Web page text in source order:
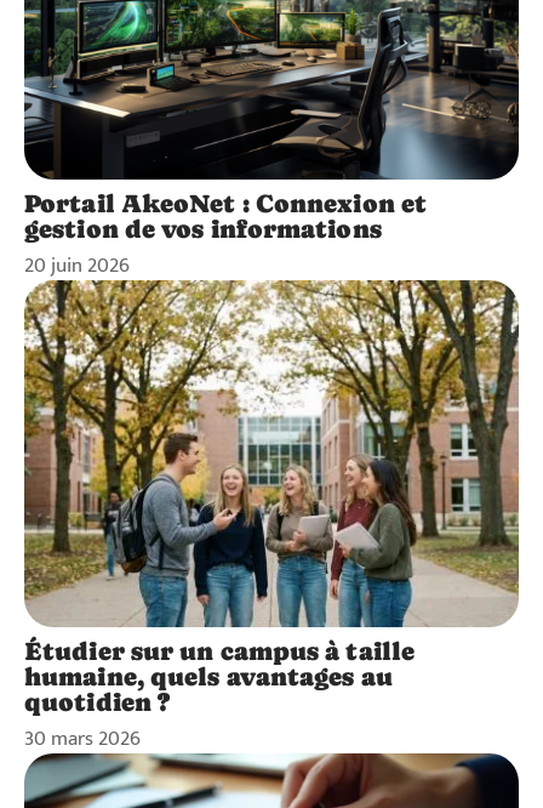
Portail AkeoNet : Connexion et
gestion de vos informations
20 juin 2026
Étudier sur un campus à taille
humaine, quels avantages au
quotidien ?
30 mars 2026